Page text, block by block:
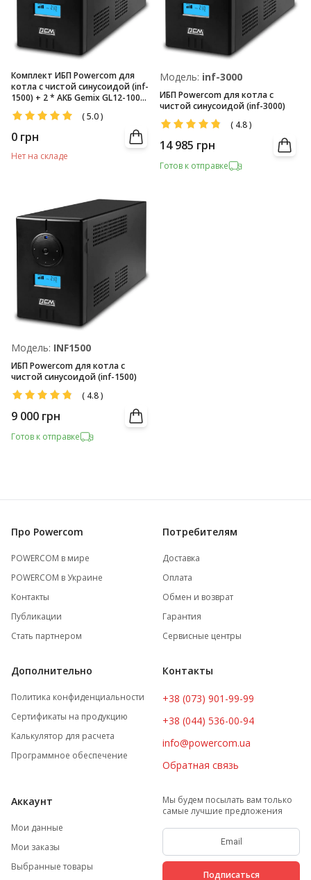
Комплект ИБП Powercom для
котла с чистой синусоидой (inf-
1500) + 2 * АКБ Gemix GL12-100
(12V/100Аг)
(5.0)
0 грн
Нет на складе
Модель: inf-3000
ИБП Powercom для котла с
чистой синусоидой (inf-3000)
( 4.8)
14 985 грн
Готов к отправке
Модель: INF1500
ИБП Powercom для котла с
чистой синусоидой (inf-1500)
( 4.8)
9 000 грн
Готов к отправке
Про Powercom
POWERCOM в мире
POWERCOM в Украине
Контакты
Публикации
Стать партнером
Потребителям
Доставка
Оплата
Обмен и возврат
Гарантия
Сервисные центры
Дополнительно
Политика конфиденциальности
Сертификаты на продукцию
Калькулятор для расчета
Программное обеспечение
Контакты
+38 (073) 901-99-99
+38 (044) 536-00-94
info@powercom.ua
Обратная связь
Аккаунт
Мои данные
Мои заказы
Выбранные товары
Мы будем посылать вам только
самые лучшие предложения
Подписаться